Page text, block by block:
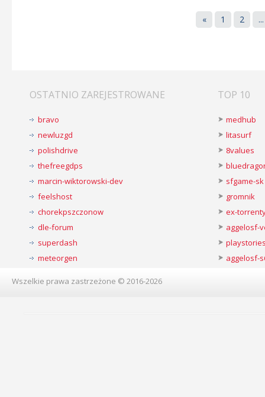
« 1 2 ...
OSTATNIO ZAREJESTROWANE
bravo
newluzgd
polishdrive
thefreegdps
marcin-wiktorowski-dev
feelshost
chorekpszczonow
dle-forum
superdash
meteorgen
TOP 10
medhub
litasurf
8values
sfgame-sk
gromnik
ex-
aggelosf-
aggelosf-
Wszelkie prawa zastrzeżone © 2016-2026